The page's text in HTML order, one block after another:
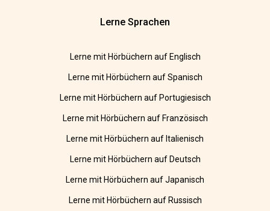
Lerne Sprachen
Lerne mit Hörbüchern auf Englisch
Lerne mit Hörbüchern auf Spanisch
Lerne mit Hörbüchern auf Portugiesisch
Lerne mit Hörbüchern auf Französisch
Lerne mit Hörbüchern auf Italienisch
Lerne mit Hörbüchern auf Deutsch
Lerne mit Hörbüchern auf Japanisch
Lerne mit Hörbüchern auf Russisch